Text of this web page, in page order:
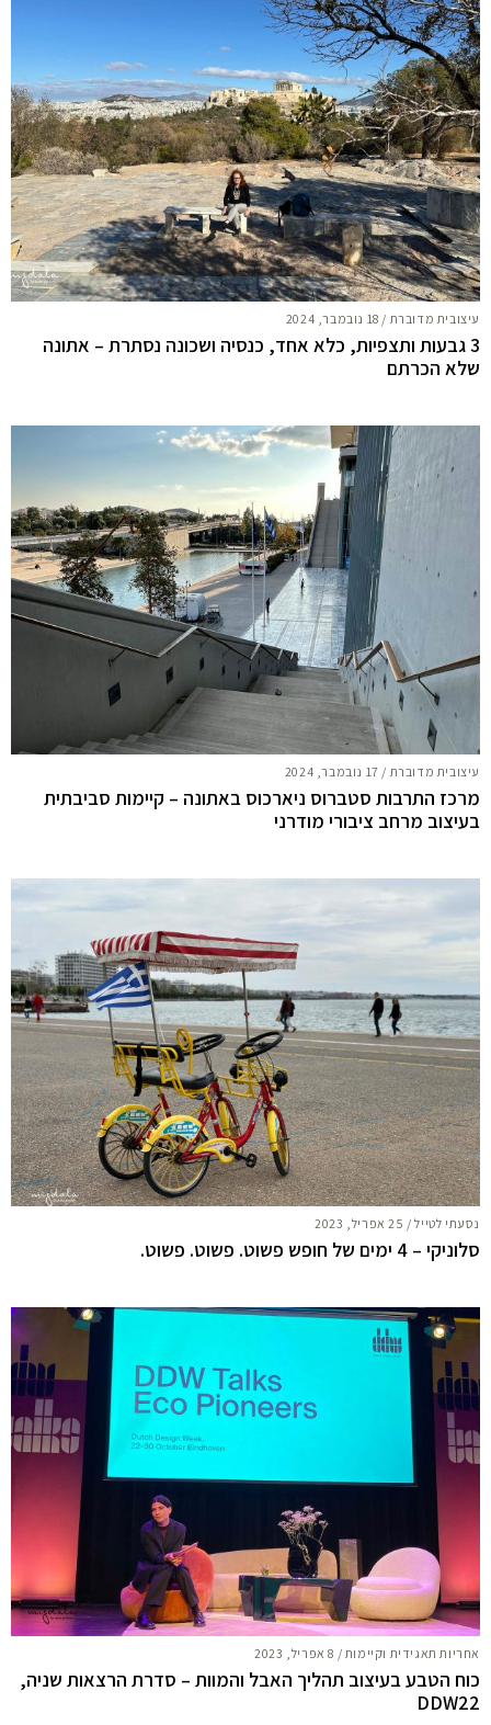
עיצובית מדוברת / 18 נובמבר, 2024
3 גבעות ותצפיות, כלא אחד, כנסיה ושכונה נסתרת – אתונה
שלא הכרתם
עיצובית מדוברת / 17 נובמבר, 2024
מרכז התרבות סטברוס ניארכוס באתונה – קיימות סביבתית
בעיצוב מרחב ציבורי מודרני
נסעתי לטייל/ 25 אפריל, 2023
סלוניקי – 4 ימים של חופש פשוט. פשוט. פשוט.
אחריות תאגידית וקיימות / 8 אפריל, 2023
כוח הטבע בעיצוב תהליך האבל והמוות – סדרת הרצאות שניה,
DDW22